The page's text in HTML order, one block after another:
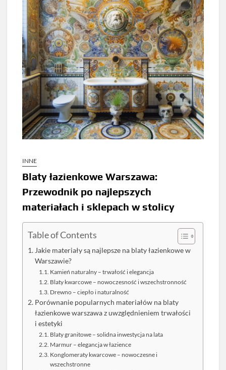
INNE
Blaty łazienkowe Warszawa:
Przewodnik po najlepszych
materiałach i sklepach w stolicy
Table of Contents
Jakie materiały są najlepsze na blaty łazienkowe w
Warszawie?
Kamień naturalny – trwałość i elegancja
Blaty kwarcowe – nowoczesność i wszechstronność
Drewno – ciepło i naturalność
Porównanie popularnych materiałów na blaty
łazienkowe warszawa z uwzględnieniem trwałości
i estetyki
Blaty granitowe – solidna inwestycja na lata
Marmur – elegancja w łazience
Konglomeraty kwarcowe – nowoczesne i
wszechstronne